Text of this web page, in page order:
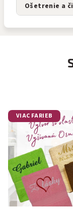
Ošetrenie a
VIAC FARIEB